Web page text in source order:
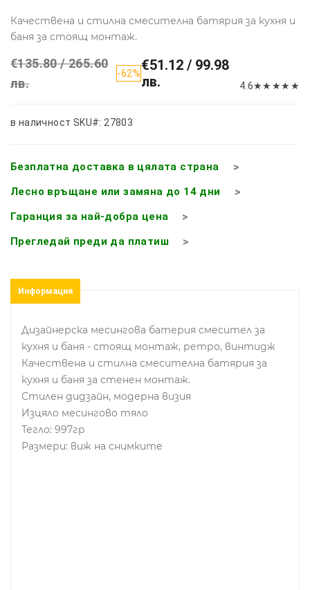
Качествена и стилна смесителна батярия за кухня и
баня за стоящ монтаж.
€135.80 / 265.60
лв.
-62%€51.12 / 99.98
лв.
4.6★★ ★★ ★
в наличност SKU#: 27803
Безплатна доставка в цялата страна
Лесно връщане или замяна до 14 дни
Гаранция за най-добра цена
Прегледай преди да платиш
Информация
Дизайнерска месингова батерия смесител за
кухня и баня - стоящ монтаж, ретро, винтидж
Качествена и стилна смесителна батярия за
кухня и баня за стенен монтаж.
Стилен дидзайн, модерна визия
Изцяло месингово тяло
Тегло: 997гр
Размери: виж на снимките